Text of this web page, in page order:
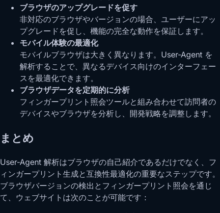
ブラウザのアップグレードを促す
非対応のブラウザやバージョンの場合、ユーザーにアッ
プグレードを促し、機能の完全な動作を保証します。
モバイル体験の最適化
モバイルブラウザは大きく異なります。User-Agent を
解析することで、異なるデバイス向けのインターフェー
スを最適化できます。
ブラウザデータを定期的に分析
フィンガープリント照会ツールと組み合わせて訪問者の
デバイスやブラウザを分析し、開発戦略を調整します。
まとめ
User-Agent 解析はブラウザの自己紹介であるだけでなく、フ
ィンガープリント生成と互換性最適化の重要なステップです。
ブラウザバージョンの検出とフィンガープリント照会を通じ
て、ウェブサイトは次のことが可能です：